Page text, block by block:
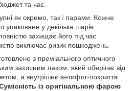
та час.
як окремо, так і парами. Кожне
упаковане у декілька шарів
захищає його під час
виключає ризик пошкоджень.
з преміального оптичного
захисним лаком, який оберігає від
а внутрішнє антифог-покриття
із оригінальною фарою